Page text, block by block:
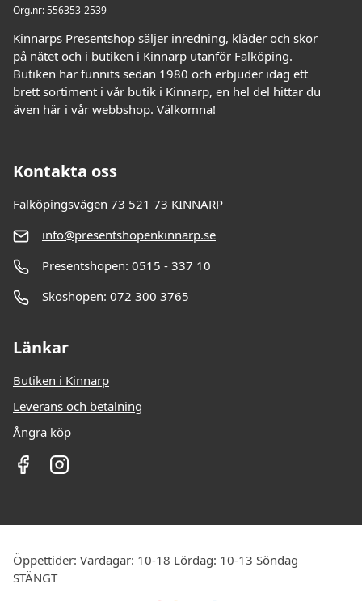
Org.nr: 556353-2539
Kinnarps Presentshop säljer inredning, kläder och skor
på nätet och i butiken i Kinnarp utanför Falköping.
Butiken har funnits sedan 1980 och erbjuder idag ett
brett sortiment i vår butik i Kinnarp, en hel del hittar du
även här i vår webbshop. Välkomna!
Kontakta oss
Falköpingsvägen 73 521 73 KINNARP
info@presentshopenkinnarp.se
Presentshopen: 0515 - 337 10
Skoshopen: 072 300 3765
Länkar
Butiken i Kinnarp
Leverans och betalning
Ångra köp
Öppettider: Vardagar: 10-18 Lördag: 10-13 Söndag
STÄNGT